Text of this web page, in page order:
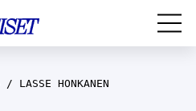
LASSE HONKANEN